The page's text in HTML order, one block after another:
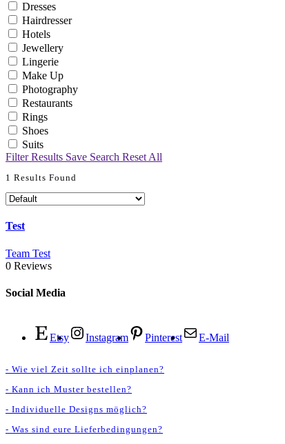
Dresses
Hairdresser
Hotels
Jewellery
Lingerie
Make Up
Photography
Restaurants
Rings
Shoes
Suits
Filter Results Save Search Reset All
1 Results Found
Test
Team Test
0 Reviews
Social Media
Etsy Instagram Pinterest E-Mail
- Wie viel Zeit sollte ich einplanen?
- Kann ich Muster bestellen?
- Individuelle Designs möglich?
- Was sind eure Lieferbedingungen?